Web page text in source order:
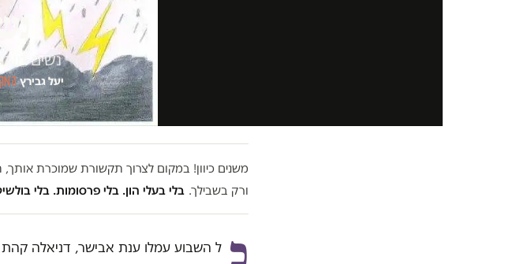
נשים
יעל גבירץ·
משנים כיוון! במקום לצרוך תקשורת שמוכרת אותך,
ורק בשבילך. בלי בעלי הון. בלי פרסומות. בלי
ל השבוע עמלו ענת אבישר, דניאלה